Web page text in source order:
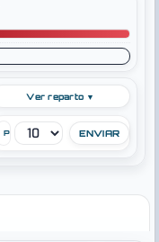
Ver reparto ▼
PUNTÚA